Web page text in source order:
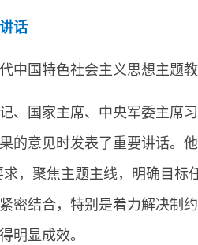
话
中国特色社会主义思想主题
、国家主席、中央军委主席
的意见时发表了重要讲话。
，聚焦主题主线，明确目
密结合，特别是着力解决制
明显成效。